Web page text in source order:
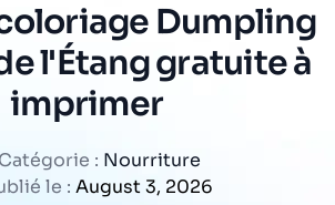
Dumpling
l'Étang gratuite à
imprimer
Catégorie : Nourriture
le : August 3, 2026